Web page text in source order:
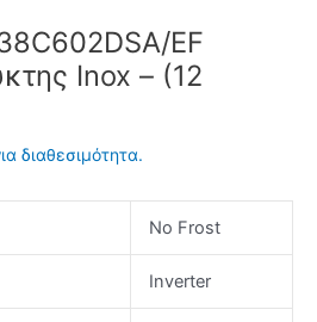
EF
Inox – (12
διαθεσιμότητα.
No Frost
Inverter